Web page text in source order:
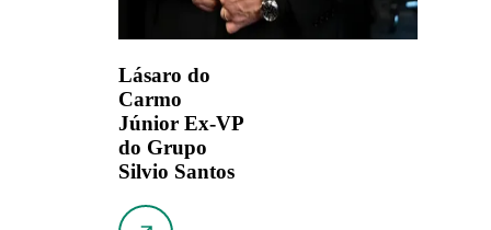
Lásaro do
Carmo
Júnior Ex-VP
do Grupo
Silvio Santos